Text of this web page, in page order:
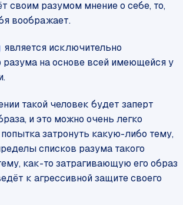
своим разумом мнение о себе, то,
воображает.
является исключительно
разума на основе всей имеющейся у
такой человек будет заперт
и это можно очень легко
затронуть какую-либо тему,
списков разума такого
как-то затрагивающую его образ
к агрессивной защите своего